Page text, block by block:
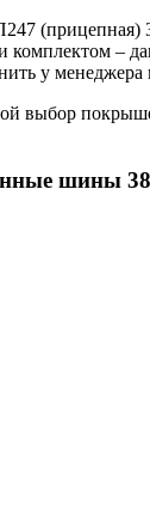
(прицепная)
комплектом –
у менеджера
выбор
шины